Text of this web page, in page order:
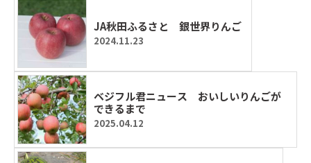
JA秋田ふるさと 銀世界りんご
2024.11.23
ベジフル君ニュース おいしいりんごが
できるまで
2025.04.12